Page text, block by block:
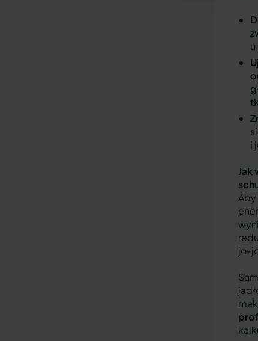
i
Jak